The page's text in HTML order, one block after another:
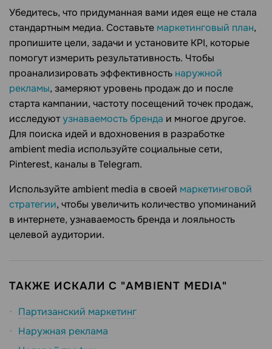
Убедитесь, что придуманная вами идея еще не стала
стандартным медиа. Составьте маркетинговый план,
пропишите цели, задачи и установите KPI, которые
помогут измерить результативность. Чтобы
проанализировать эффективность наружной
рекламы, замеряют уровень продаж до и после
старта кампании, частоту посещений точек продаж,
исследуютузнаваемость бренда и многое другое.
Для поиска идей и вдохновения в разработке
ambient media используйте социальные сети,
Pinterest, каналы в Telegram.
Используйте ambient media в своей маркетинговой
стратегии, чтобы увеличить количество упоминаний
в интернете, узнаваемость бренда и лояльность
целевой аудитории.
ТАКЖЕ ИСКАЛИ С "AMBIENT MEDIA"
Партизанский маркетинг
Наружная реклама